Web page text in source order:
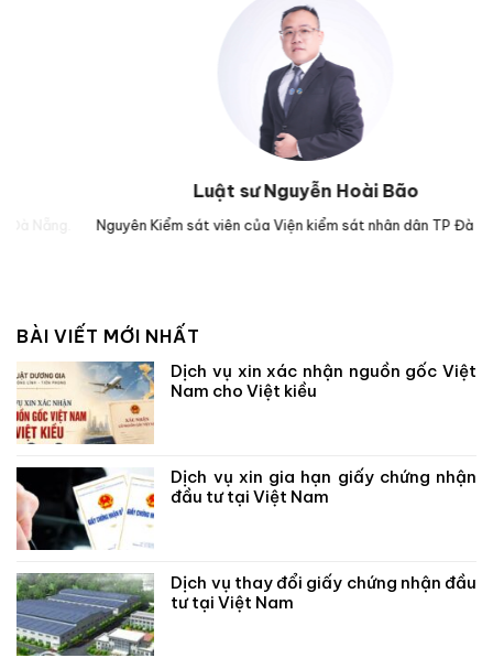
Luật sư Nguyễn Hoài Bão
Nguyên Kiểm sát viên của Viện kiểm sát nhân dân TP Đà Nẵng.
BÀI VIẾT MỚI NHẤT
Dịch vụ xin xác nhận nguồn gốc Việt
Nam cho Việt kiều
Dịch vụ xin gia hạn giấy chứng nhận
đầu tư tại Việt Nam
Dịch vụ thay đổi giấy chứng nhận đầu
tư tại Việt Nam